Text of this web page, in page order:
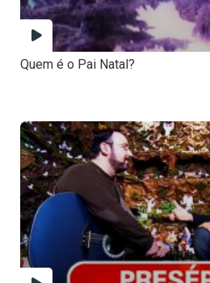
Quem é o Pai Natal?